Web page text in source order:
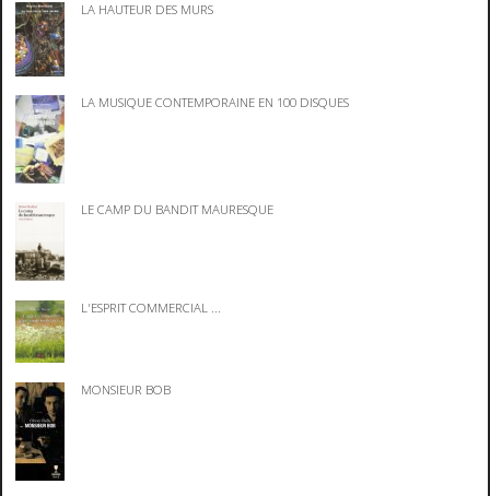
LA HAUTEUR DES MURS
LA MUSIQUE CONTEMPORAINE EN 100 DISQUES
LE CAMP DU BANDIT MAURESQUE
L'ESPRIT COMMERCIAL ...
MONSIEUR BOB